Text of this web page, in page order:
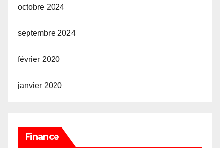
octobre 2024
septembre 2024
février 2020
janvier 2020
Finance